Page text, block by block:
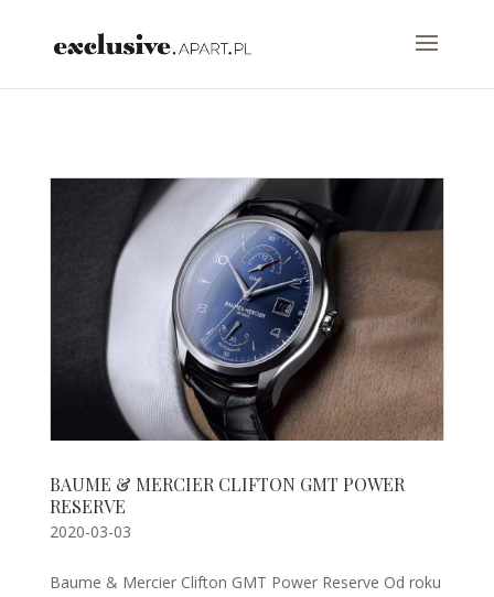
BAUME & MERCIER CLIFTON GMT POWER
RESERVE
2020-03-03
Baume & Mercier Clifton GMT Power Reserve Od roku